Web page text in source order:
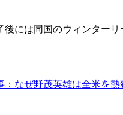
後には同国のウィンタ
：なぜ野茂英雄は全米を